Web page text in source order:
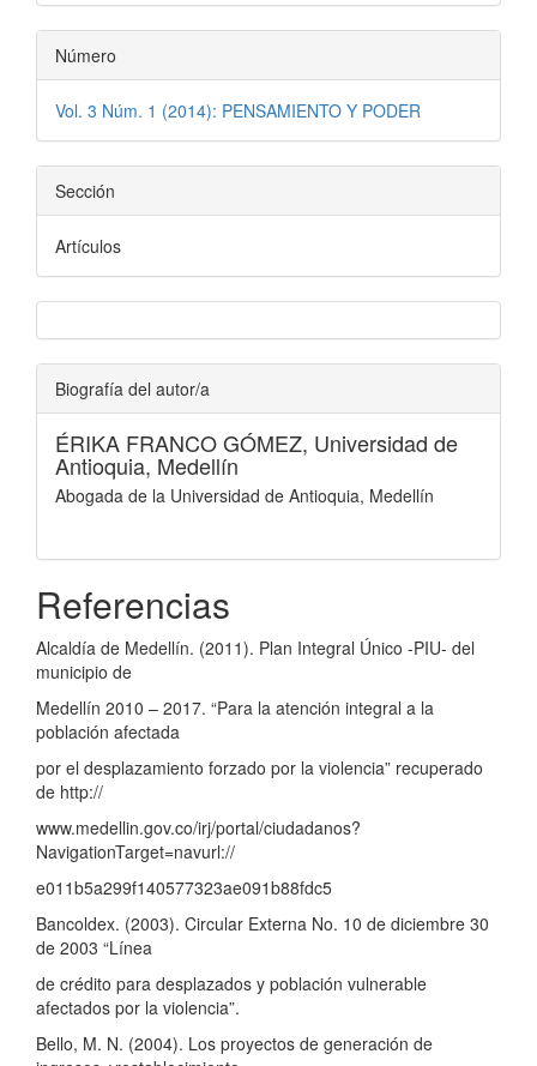
Número
Vol. 3 Núm. 1 (2014): PENSAMIENTO Y PODER
Sección
Artículos
Biografía del autor/a
ÉRIKA FRANCO GÓMEZ, Universidad de
Antioquia, Medellín
Abogada de la Universidad de Antioquia, Medellín
Referencias
Alcaldía de Medellín. (2011). Plan Integral Único -PIU- del
municipio de
Medellín 2010 – 2017. “Para la atención integral a la
población afectada
por el desplazamiento forzado por la violencia” recuperado
de http://
www.medellin.gov.co/irj/portal/ciudadanos?
NavigationTarget=navurl://
e011b5a299f140577323ae091b88fdc5
Bancoldex. (2003). Circular Externa No. 10 de diciembre 30
de 2003 “Línea
de crédito para desplazados y población vulnerable
afectados por la violencia”.
Bello, M. N. (2004). Los proyectos de generación de